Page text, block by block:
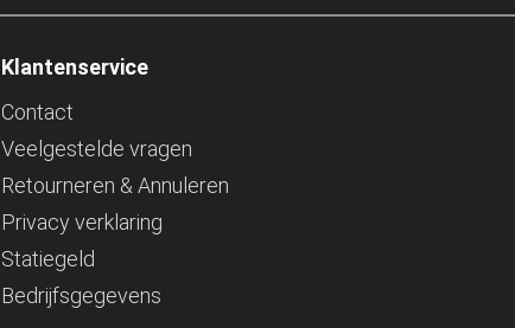
Klantenservice
Contact
Veelgestelde vragen
Retourneren & Annuleren
Privacy verklaring
Statiegeld
Bedrijfsgegevens